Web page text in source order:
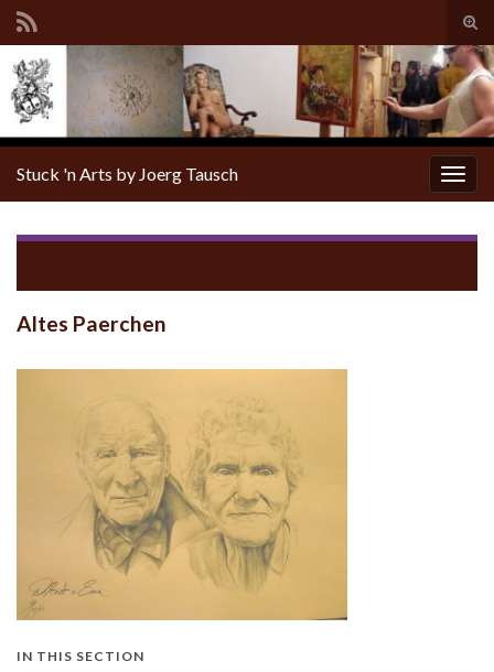
Stuck 'n Arts by Joerg Tausch
Altes Paerchen
IN THIS SECTION